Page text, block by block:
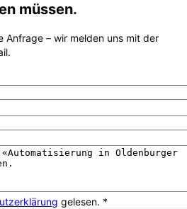
müssen.
Anfrage – wir melden uns mit der
gelesen. *